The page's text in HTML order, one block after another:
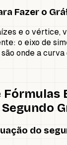
Fazer o
e o vértice,
o eixo de
onde a curva
Fórmulas
do